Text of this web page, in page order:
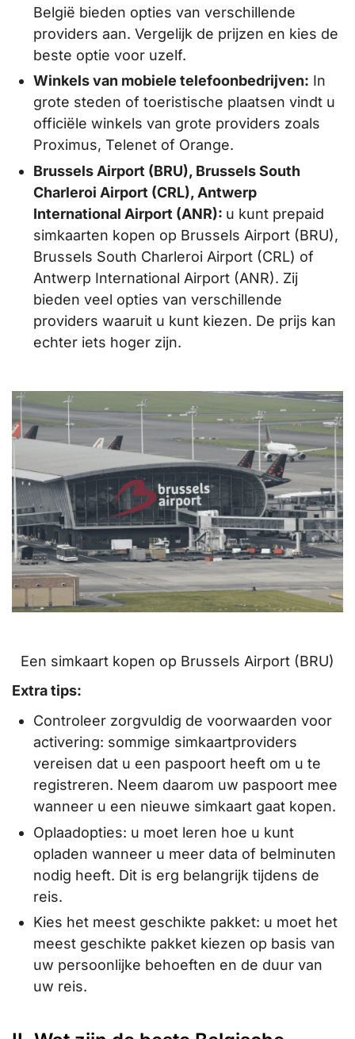
België bieden opties van verschillende
providers aan. Vergelijk de prijzen en kies de
beste optie voor uzelf.
Winkels van mobiele telefoonbedrijven: In
grote steden of toeristische plaatsen vindt u
officiële winkels van grote providers zoals
Proximus, Telenet of Orange.
Brussels Airport (BRU), Brussels South
Charleroi Airport (CRL), Antwerp
International Airport (ANR): u kunt prepaid
simkaarten kopen op Brussels Airport (BRU),
Brussels South Charleroi Airport (CRL) of
Antwerp International Airport (ANR). Zij
bieden veel opties van verschillende
providers waaruit u kunt kiezen. De prijs kan
echter iets hoger zijn.
Een simkaart kopen op Brussels Airport (BRU)
Extra tips:
Controleer zorgvuldig de voorwaarden voor
activering: sommige simkaartproviders
vereisen dat u een paspoort heeft om u te
registreren. Neem daarom uw paspoort mee
wanneer u een nieuwe simkaart gaat kopen.
Oplaadopties: u moet leren hoe u kunt
opladen wanneer u meer data of belminuten
nodig heeft. Dit is erg belangrijk tijdens de
reis.
Kies het meest geschikte pakket: u moet het
meest geschikte pakket kiezen op basis van
uw persoonlijke behoeften en de duur van
uw reis.